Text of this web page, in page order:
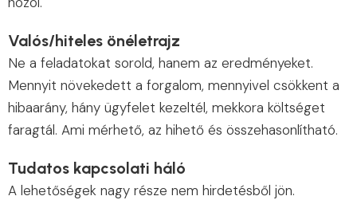
Valós/hiteles önéletrajz
Ne a feladatokat sorold, hanem az eredményeket.
Mennyit növekedett a forgalom, mennyivel csökkent a
hibaarány, hány ügyfelet kezeltél, mekkora költséget
faragtál. Ami mérhető, az hihető és összehasonlítható.
Tudatos kapcsolati háló
A lehetőségek nagy része nem hirdetésből jön.